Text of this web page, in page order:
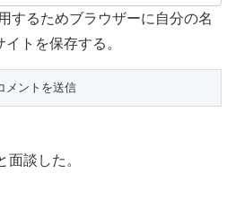
するためブラウザーに自分の名
トを保存する。
面談した。